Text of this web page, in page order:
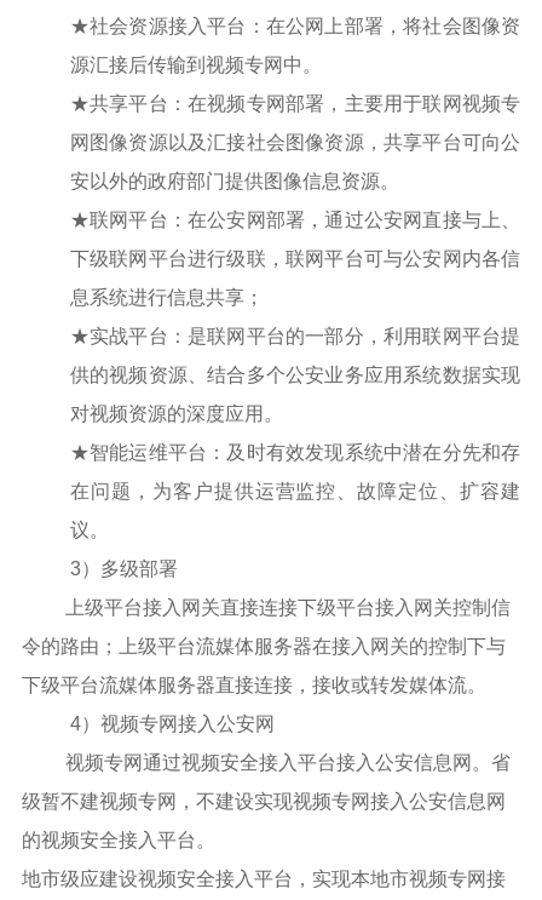
★社会资源接入平台：在公网上部署，将社会图像资
源汇接后传输到视频专网中。
★共享平台：在视频专网部署，主要用于联网视频专
网图像资源以及汇接社会图像资源，共享平台可向公
安以外的政府部门提供图像信息资源。
★联网平台：在公安网部署，通过公安网直接与上、
下级联网平台进行级联，联网平台可与公安网内各信
息系统进行信息共享；
★实战平台：是联网平台的一部分，利用联网平台提
供的视频资源、结合多个公安业务应用系统数据实现
对视频资源的深度应用。
★智能运维平台：及时有效发现系统中潜在分先和存
在问题，为客户提供运营监控、故障定位、扩容建
议。
3）多级部署
上级平台接入网关直接连接下级平台接入网关控制信
令的路由；上级平台流媒体服务器在接入网关的控制下与
下级平台流媒体服务器直接连接，接收或转发媒体流。
4）视频专网接入公安网
视频专网通过视频安全接入平台接入公安信息网。省
级暂不建视频专网，不建设实现视频专网接入公安信息网
的视频安全接入平台。
地市级应建设视频安全接入平台，实现本地市视频专网接